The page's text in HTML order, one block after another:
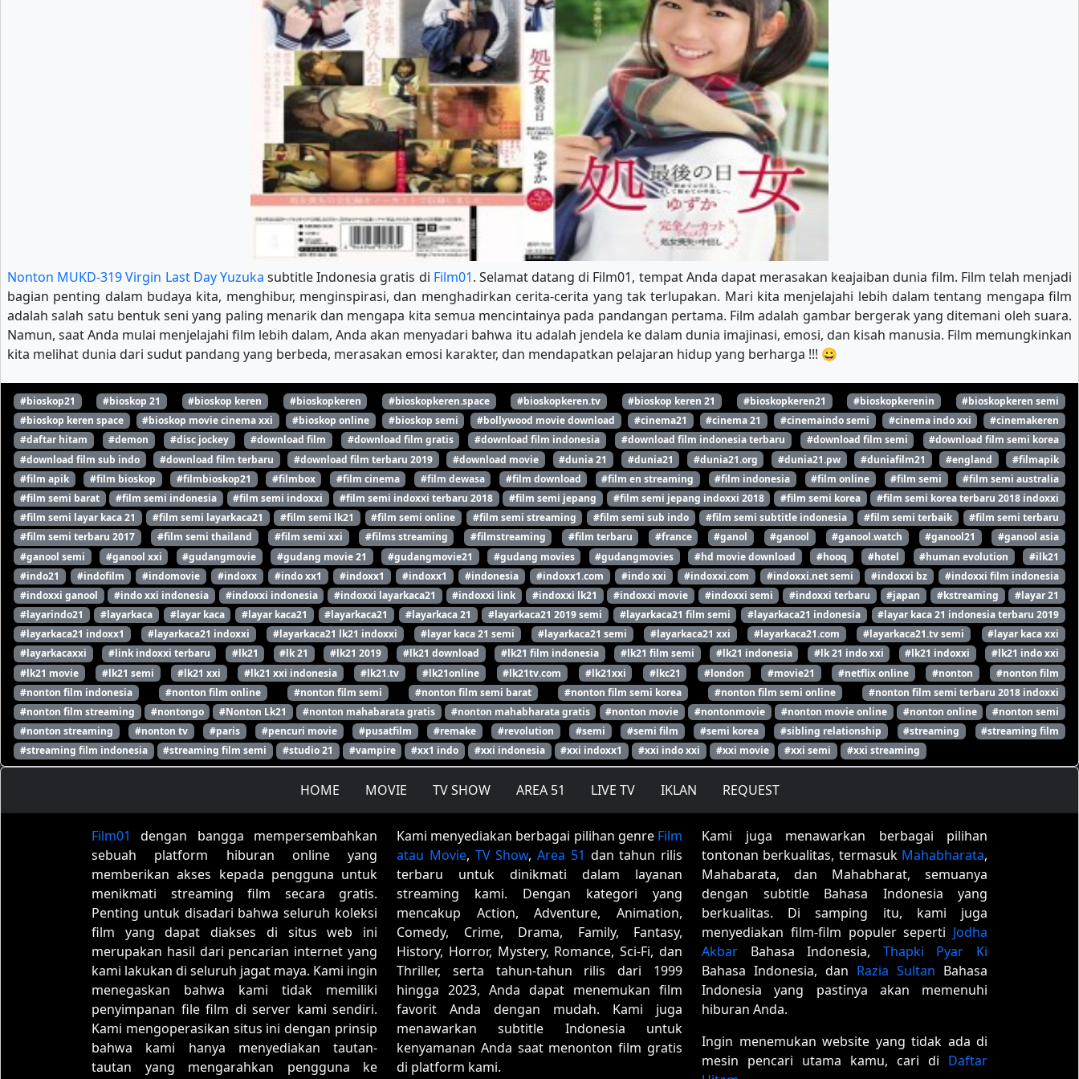
Nonton MUKD-319 Virgin Last Day Yuzuka subtitle Indonesia gratis di Film01. Selamat datang di Film01, tempat Anda dapat merasakan keajaiban dunia film. Film telah menjadi
bagian penting dalam budaya kita, menghibur, menginspirasi, dan menghadirkan cerita-cerita yang tak terlupakan. Mari kita menjelajahi lebih dalam tentang mengapa film
adalah salah satu bentuk seni yang paling menarik dan mengapa kita semua mencintainya pada pandangan pertama. Film adalah gambar bergerak yang ditemani oleh suara.
Namun, saat Anda mulai menjelajahi film lebih dalam, Anda akan menyadari bahwa itu adalah jendela ke dalam dunia imajinasi, emosi, dan kisah manusia. Film memungkinkan
kita melihat dunia dari sudut pandang yang berbeda, merasakan emosi karakter, dan mendapatkan pelajaran hidup yang berharga !!! 😀
#bioskop21 #bioskop 21 #bioskop keren #bioskopkeren #bioskopkeren.space #bioskopkeren.tv #bioskop keren 21 #bioskopkeren21 #bioskopkerenin
#bioskopkeren semi
#bioskop keren space
#bioskop movie cinema xxi #bioskop online #bioskop semi #bollywood movie download #cinema21 #cinema 21 #cinemaindo semi #cinema indo xxi
#cinemakeren
#daftar hitam
#demon #disc jockey #download film #download film gratis #download film indonesia #download film indonesia terbaru #download film semi
#download film semi korea
#download film sub indo
#download film terbaru #download film terbaru 2019 #download movie #dunia 21 #dunia21 #dunia21.org #dunia21.pw #duniafilm21 #england
#filmapik
#film apik
#film bioskop #filmbioskop21 #filmbox #film cinema #film dewasa #film download #film en streaming #film indonesia #film online #film semi
#film semi australia
#film semi barat
#film semi indonesia #film semi indoxxi #film semi indoxxi terbaru 2018 #film semi jepang #film semi jepang indoxxi 2018 #film semi korea
#film semi korea terbaru 2018 indoxxi
#film semi layar kaca 21
#film semi layarkaca21 #film semi lk21 #film semi online #film semi streaming #film semi sub indo #film semi subtitle indonesia #film semi terbaik
#film semi terbaru
#film semi terbaru 2017
#film semi thailand #film semi xxi #films streaming #filmstreaming #film terbaru #france #ganol #ganool #ganool.watch #ganool21
#ganool asia
#ganool semi
#ganool xxi #gudangmovie #gudang movie 21 #gudangmovie21 #gudang movies #gudangmovies #hd movie download #hooq #hotel #human evolution
#ilk21
#indo21
#indofilm #indomovie #indoxx #indo xx1 #indoxx1 #indoxx1 #indonesia #indoxx1.com #indo xxi #indoxxi.com #indoxxi.net semi #indoxxi bz
#indoxxi film indonesia
#indoxxi ganool
#indo xxi indonesia #indoxxi indonesia #indoxxi layarkaca21 #indoxxi link #indoxxi lk21 #indoxxi movie #indoxxi semi #indoxxi terbaru #japan #kstreaming
#layar 21
#layarindo21
#layarkaca #layar kaca #layar kaca21 #layarkaca21 #layarkaca 21 #layarkaca21 2019 semi #layarkaca21 film semi #layarkaca21 indonesia
#layar kaca 21 indonesia terbaru 2019
#layarkaca21 indoxx1
#layarkaca21 indoxxi #layarkaca21 lk21 indoxxi #layar kaca 21 semi #layarkaca21 semi #layarkaca21 xxi #layarkaca21.com #layarkaca21.tv semi
#layar kaca xxi
#layarkacaxxi
#link indoxxi terbaru #lk21 #lk 21 #lk21 2019 #lk21 download #lk21 film indonesia #lk21 film semi #lk21 indonesia #lk 21 indo xxi #lk21 indoxxi
#lk21 indo xxi
#lk21 movie
#lk21 semi #lk21 xxi #lk21 xxi indonesia #lk21.tv #lk21online #lk21tv.com #lk21xxi #lkc21 #london #movie21 #netflix online #nonton
#nonton film
#nonton film indonesia
#nonton film online #nonton film semi #nonton film semi barat #nonton film semi korea #nonton film semi online
#nonton film semi terbaru 2018 indoxxi
#nonton film streaming
#nontongo #Nonton Lk21 #nonton mahabarata gratis #nonton mahabharata gratis #nonton movie #nontonmovie #nonton movie online #nonton online
#nonton semi
#nonton streaming
#nonton tv #paris #pencuri movie #pusatfilm #remake #revolution #semi #semi film #semi korea #sibling relationship #streaming
#streaming film
#streaming film indonesia
#streaming film semi #studio 21 #vampire #xx1 indo #xxi indonesia #xxi indoxx1 #xxi indo xxi #xxi movie #xxi semi #xxi streaming
HOME MOVIE TV SHOW AREA 51 LIVE TV IKLAN REQUEST
Film01
dengan bangga mempersembahkan
sebuah platform hiburan online yang
memberikan akses kepada pengguna untuk
menikmati streaming film secara gratis.
Penting untuk disadari bahwa seluruh koleksi
film yang dapat diakses di situs web ini
merupakan hasil dari pencarian internet yang
kami lakukan di seluruh jagat maya. Kami ingin
menegaskan bahwa kami tidak memiliki
penyimpanan file film di server kami sendiri.
Kami mengoperasikan situs ini dengan prinsip
bahwa kami hanya menyediakan tautan-
tautan yang mengarahkan pengguna ke
Kami menyediakan berbagai pilihan genre Film
atau Movie, TV Show, Area 51 dan tahun rilis
terbaru untuk dinikmati dalam layanan
streaming kami. Dengan kategori yang
mencakup Action, Adventure, Animation,
Comedy, Crime, Drama, Family, Fantasy,
History, Horror, Mystery, Romance, Sci-Fi, dan
Thriller, serta tahun-tahun rilis dari 1999
hingga 2023, Anda dapat menemukan film
favorit Anda dengan mudah. Kami juga
menawarkan subtitle Indonesia untuk
kenyamanan Anda saat menonton film gratis
di platform kami.
Kami juga menawarkan berbagai pilihan
tontonan berkualitas, termasuk Mahabharata,
Mahabarata, dan Mahabharat, semuanya
dengan subtitle Bahasa Indonesia yang
berkualitas. Di samping itu, kami juga
menyediakan film-film populer seperti Jodha
Akbar Bahasa Indonesia, Thapki Pyar Ki
Bahasa Indonesia, dan Razia Sultan Bahasa
Indonesia yang pastinya akan memenuhi
hiburan Anda.
Ingin menemukan website yang tidak ada di
mesin pencari utama kamu, cari di Daftar